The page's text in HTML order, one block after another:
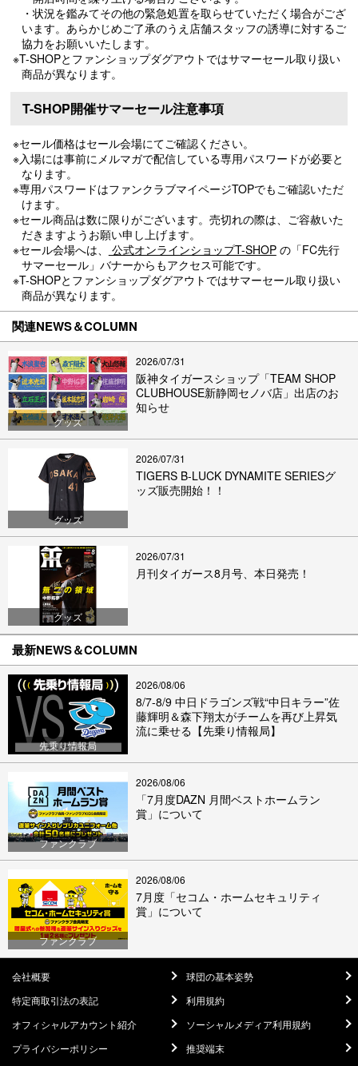
・状況を鑑みてその他の緊急処置を取らせていただく場合がござ
います。あらかじめご了承のうえ店舗スタッフの誘導に対するご
協力をお願いいたします。
※T-SHOPとファンショップダグアウトではサマーセール取り扱い
商品が異なります。
T-SHOP開催サマーセール注意事項
※セール価格はセール会場にてご確認ください。
※入場には事前にメルマガで配信している専用パスワードが必要と
なります。
※専用パスワードはファンクラブマイページTOPでもご確認いただ
けます。
※セール商品は数に限りがございます。売切れの際は、ご容赦いた
だきますようお願い申し上げます。
※セール会場へは、
公式オンラインショップT-SHOPの「FC先行
サマーセール」バナーからもアクセス可能です。
※T-SHOPとファンショップダグアウトではサマーセール取り扱い
商品が異なります。
関連NEWS＆COLUMN
グッズ
2026/07/31
阪神タイガースショップ「TEAM SHOP
CLUBHOUSE新静岡セノバ店」出店のお
知らせ
グッズ
2026/07/31
TIGERS B-LUCK DYNAMITE SERIESグ
ッズ販売開始！！
グッズ
2026/07/31
月刊タイガース8月号、本日発売！
最新NEWS＆COLUMN
先乗り情報局
2026/08/06
8/7-8/9 中日ドラゴンズ戦“中日キラー”佐
藤輝明＆森下翔太がチームを再び上昇気
流に乗せる【先乗り情報局】
ファンクラブ
2026/08/06
「7月度DAZN 月間ベストホームラン
賞」について
ファンクラブ
2026/08/06
7月度「セコム・ホームセキュリティ
賞」について
会社概要
球団の基本姿勢
特定商取引法の表記
利用規約
オフィシャルアカウント紹介
ソーシャルメディア利用規約
プライバシーポリシー
推奨端末